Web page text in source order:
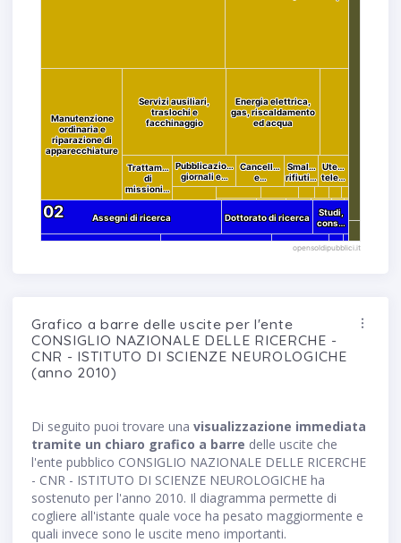
02
02
Trattam…
di
missioni…
Trattam…
di
missioni…
Cancell…
e…
Cancell…
e…
Pubblicazio…
giornali e…
Pubblicazio…
giornali e…
Smal…
rifiuti…
Smal…
rifiuti…
Ute…
tele…
Ute…
tele…
Energia elettrica,
gas, riscaldamento
ed acqua
Energia elettrica,
gas, riscaldamento
ed acqua
Manutenzione
ordinaria e
riparazione di
apparecchiature
Manutenzione
ordinaria e
riparazione di
apparecchiature
Servizi ausiliari,
traslochi e
facchinaggio
Servizi ausiliari,
traslochi e
facchinaggio
Dottorato di ricerca
Dottorato di ricerca
Assegni di ricerca
Assegni di ricerca
Studi,
cons…
Studi,
cons…
opensoldipubblici.it
Grafico a barre delle uscite per l'ente
CONSIGLIO NAZIONALE DELLE RICERCHE -
CNR - ISTITUTO DI SCIENZE NEUROLOGICHE
(anno 2010)
Di seguito puoi trovare una visualizzazione immediata
tramite un chiaro grafico a barre delle uscite che
l'ente pubblico CONSIGLIO NAZIONALE DELLE RICERCHE
- CNR - ISTITUTO DI SCIENZE NEUROLOGICHE ha
sostenuto per l'anno 2010. Il diagramma permette di
cogliere all'istante quale voce ha pesato maggiormente e
quali invece sono le uscite meno importanti.